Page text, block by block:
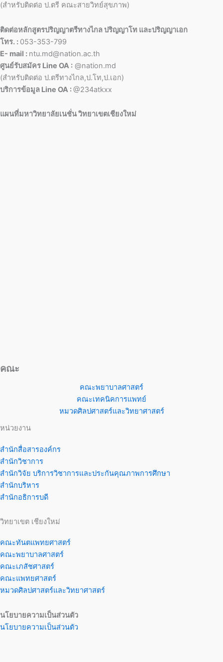
(สำหรับติดต่อ ป.ตรี คณะสายวิทย์สุขภาพ)
ติดต่อหลักสูตรปริญญาตรีทางไกล ปริญญาโท และปริญญาเอก
โทร. : 053-353-799
E- mail : ntu.md@nation.ac.th
ศูนย์รับสมัคร Line OA : @nation.md
(สำหรับติดต่อ ป.ตรีทางไกล,ป.โท,ป.เอก)
บริการข้อมูล Line OA :@234atkxx
แผนที่มหาวิทยาลัยเนชั่น วิทยาเขตเชียงใหม่
คณะ
คณะพยาบาลศาสตร์
คณะเทคนิคการแพทย์
หมวดศิลปศาสตร์และวิทยาศาสตร์
หน่วยงาน
สำนักสื่อสารองค์กร
สำนักวิชาการ
สำนักวิจัย บริการวิชาการและประกันคุณภาพการศึกษา
สำนักบริหาร
สำนักอธิการบดี
วิทยาเขต เชียงใหม่
คณะทันตแพทยศาสตร์
คณะพยาบาลศาสตร์
คณะเภสัชศาสตร์
คณะแพทยศาสตร์
หมวดศิลปศาสตร์และวิทยาศาสตร์
นโยบายความเป็นส่วนตัว
นโยบายความเป็นส่วนตัว